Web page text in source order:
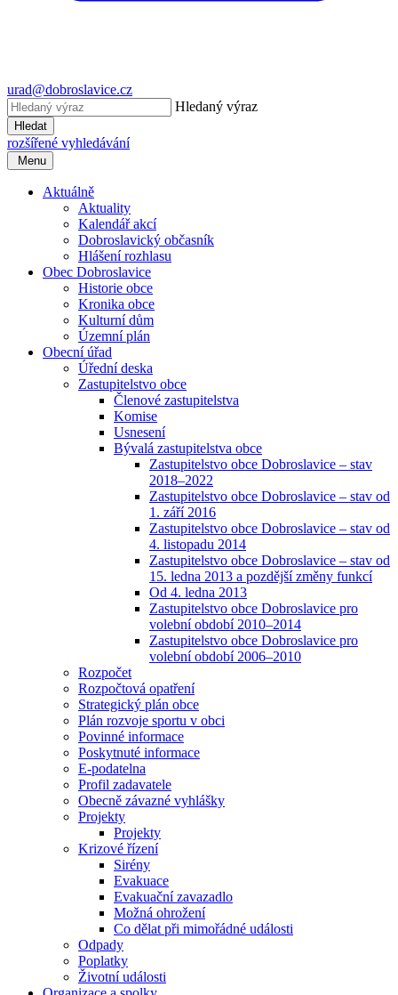
urad@dobroslavice.cz
Hledaný výraz
Hledat
rozšířené vyhledávání
Menu
Aktuálně
Aktuality
Kalendář akcí
Dobroslavický občasník
Hlášení rozhlasu
Obec Dobroslavice
Historie obce
Kronika obce
Kulturní dům
Územní plán
Obecní úřad
Úřední deska
Zastupitelstvo obce
Členové zastupitelstva
Komise
Usnesení
Bývalá zastupitelstva obce
Zastupitelstvo obce Dobroslavice – stav
2018–2022
Zastupitelstvo obce Dobroslavice – stav od
1. září 2016
Zastupitelstvo obce Dobroslavice – stav od
4. listopadu 2014
Zastupitelstvo obce Dobroslavice – stav od
15. ledna 2013 a pozdější změny funkcí
Od 4. ledna 2013
Zastupitelstvo obce Dobroslavice pro
volební období 2010–2014
Zastupitelstvo obce Dobroslavice pro
volební období 2006–2010
Rozpočet
Rozpočtová opatření
Strategický plán obce
Plán rozvoje sportu v obci
Povinné informace
Poskytnuté informace
E-podatelna
Profil zadavatele
Obecně závazné vyhlášky
Projekty
Projekty
Krizové řízení
Sirény
Evakuace
Evakuační zavazadlo
Možná ohrožení
Co dělat při mimořádné události
Odpady
Poplatky
Životní události